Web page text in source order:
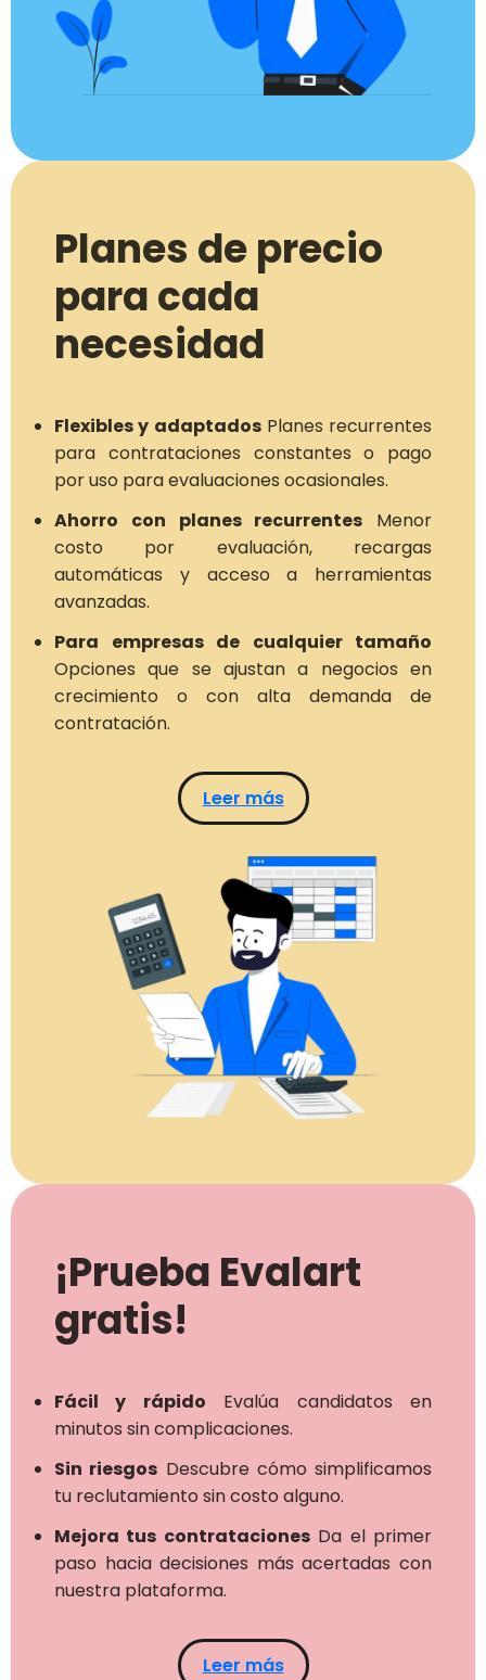
Planes de precio
para cada
necesidad
Flexibles y adaptadosPlanes recurrentes
para contrataciones constantes o pago
por uso para evaluaciones ocasionales.
Ahorro con planes recurrentes Menor
costo por evaluación, recargas
automáticas y acceso a herramientas
avanzadas.
Para empresas de cualquier tamaño
Opciones que se ajustan a negocios en
crecimiento o con alta demanda de
contratación.
Leer más
¡Prueba Evalart
gratis!
Fácil y rápido Evalúa candidatos en
minutos sin complicaciones.
Sin riesgos Descubre cómo simplificamos
tu reclutamiento sin costo alguno.
Mejora tus contratacionesDa el primer
paso hacia decisiones más acertadas con
nuestra plataforma.
Leer más